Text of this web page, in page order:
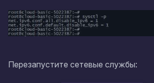
Перезапустите сетевые службы: